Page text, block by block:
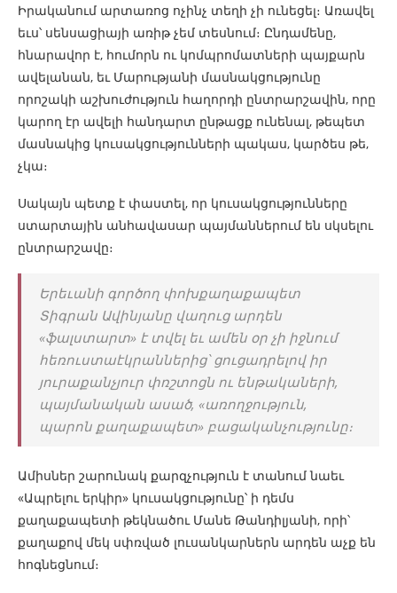
Իրականում արտառոց ոչինչ տեղի չի ունեցել։ Առավել
եւս՝ սենսացիայի առիթ չեմ տեսնում։ Ընդամենը,
հնարավոր է, հումորն ու կոմպրոմատների պայքարն
ավելանան, եւ Մարությանի մասնակցությունը
որոշակի աշխուժություն հաղորդի ընտրարշավին, որը
կարող էր ավելի հանդարտ ընթացք ունենալ, թեպետ
մասնակից կուսակցությունների պակաս, կարծես թե,
չկա։
Սակայն պետք է փաստել, որ կուսակցությունները
ստարտային անհավասար պայմաններում են սկսելու
ընտրարշավը։
Երեւանի գործող փոխքաղաքապետ
Տիգրան Ավինյանը վաղուց արդեն
«ֆալստարտ» է տվել եւ ամեն օր չի իջնում
հեռուստաէկրաններից՝ ցուցադրելով իր
յուրաքանչյուր փռշտոցն ու ենթակաների,
պայմանական ասած, «առողջություն,
պարոն քաղաքապետ» բացականչությունը։
Ամիսներ շարունակ քարզչություն է տանում նաեւ
«Ապրելու երկիր» կուսակցությունը՝ ի դեմս
քաղաքապետի թեկնածու Մանե Թանդիլյանի, որի՝
քաղաքով մեկ սփռված լուսանկարներն արդեն աչք են
հոգնեցնում։